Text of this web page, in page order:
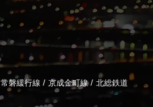
常磐緩行線 / 京成金町線 / 北総鉄道